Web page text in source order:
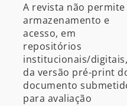
A revista não
armazenamento e
acesso, em
repositórios
institucionais/digitais,
da versão pré-print
documento
para avaliação